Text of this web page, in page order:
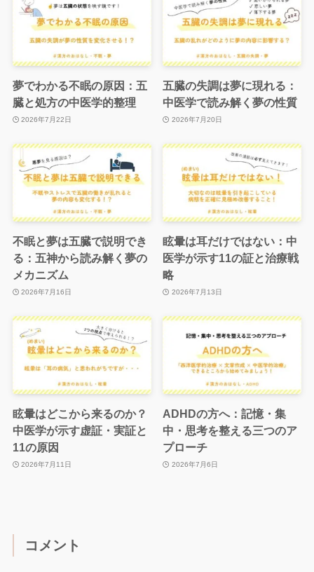
夢でわかる不眠の原因：五
臓と処方の中医学的整理
2026年7月22日
五臓の失調は夢に現れる：
中医学で読み解く夢の性質
2026年7月20日
不眠と夢は五臓で説明でき
る：五神から読み解く夢の
メカニズム
2026年7月16日
眩暈は耳だけではない：中
医学が示す11の証と治療戦
略
2026年7月13日
眩暈はどこから来るのか？
中医学が示す虚証・実証と
11の原因
2026年7月11日
ADHDの方へ：記憶・集
中・思考を整える三つのア
プローチ
2026年7月6日
コメント